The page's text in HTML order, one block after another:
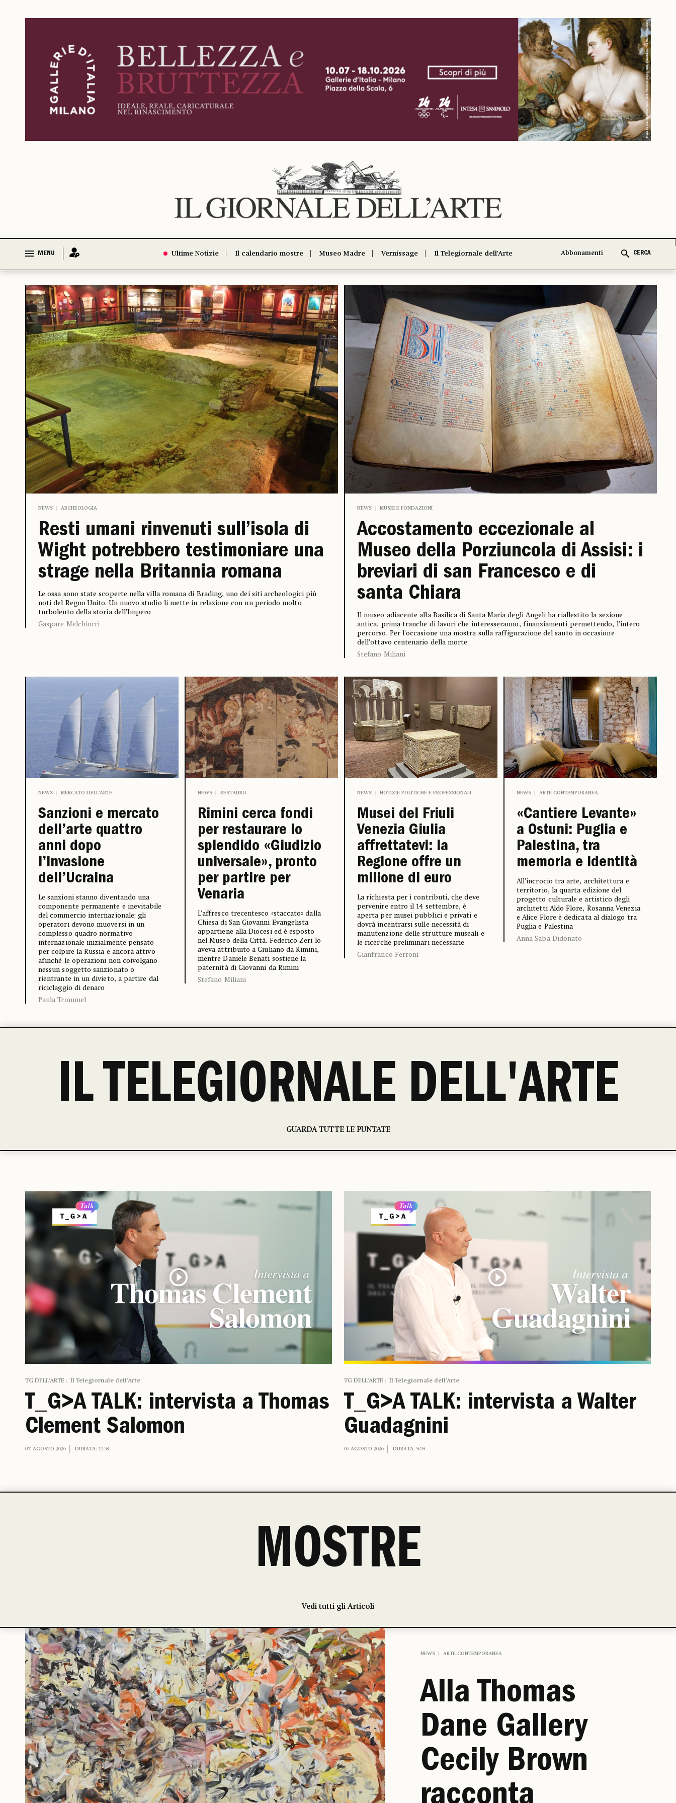
MENU Ultime Notizie Il calendario mostre Museo Madre Vernissage Il Telegiornale dell'Arte Abbonamenti CERCA
NEWS ARCHEOLOGIA
Resti umani rinvenuti sull’isola di
Wight potrebbero testimoniare una
strage nella Britannia romana
Le ossa sono state scoperte nella villa romana di Brading, uno dei siti archeologici più
noti del Regno Unito. Un nuovo studio li mette in relazione con un periodo molto
turbolento della storia dell’Impero
Gaspare Melchiorri
NEWS MUSEI E FONDAZIONI
Accostamento eccezionale al
Museo della Porziuncola di Assisi: i
breviari di san Francesco e di
santa Chiara
Il museo adiacente alla Basilica di Santa Maria degli Angeli ha riallestito la sezione
antica, prima tranche di lavori che interesseranno, finanziamenti permettendo, l’intero
percorso. Per l’occasione una mostra sulla raffigurazione del santo in occasione
dell’ottavo centenario della morte
Stefano Miliani
NEWS MERCATO DELL’ARTE
Sanzioni e mercato
dell’arte quattro
anni dopo
l’invasione
dell’Ucraina
Le sanzioni stanno diventando una
componente permanente e inevitabile
del commercio internazionale: gli
operatori devono muoversi in un
complesso quadro normativo
internazionale inizialmente pensato
per colpire la Russia e ancora attivo
afinché le operazioni non coivolgano
nessun soggetto sanzionato o
rientrante in un divieto, a partire dal
riciclaggio di denaro
Paula Trommel
NEWS RESTAURO
Rimini cerca fondi
per restaurare lo
splendido «Giudizio
universale», pronto
per partire per
Venaria
L’affresco trecentesco «staccato» dalla
Chiesa di San Giovanni Evangelista
appartiene alla Diocesi ed è esposto
nel Museo della Città. Federico Zeri lo
aveva attribuito a Giuliano da Rimini,
mentre Daniele Benati sostiene la
paternità di Giovanni da Rimini
Stefano Miliani
NEWS NOTIZIE POLITICHE E PROFESSIONALI
Musei del Friuli
Venezia Giulia
affrettatevi: la
Regione offre un
milione di euro
La richiesta per i contributi, che deve
pervenire entro il 14 settembre, è
aperta per musei pubblici e privati e
dovrà incentrarsi sulle necessità di
manutenzione delle strutture museali e
le ricerche preliminari necessarie
Gianfranco Ferroni
NEWS ARTE CONTEMPORANEA
«Cantiere Levante»
a Ostuni: Puglia e
Palestina, tra
memoria e identità
All’incrocio tra arte, architettura e
territorio, la quarta edizione del
progetto culturale e artistico degli
architetti Aldo Flore, Rosanna Venezia
e Alice Flore è dedicata al dialogo tra
Puglia e Palestina
Anna Saba Didonato
IL TELEGIORNALE DELL'ARTE
GUARDA TUTTE LE PUNTATE
TG DELL'ARTE Il Telegiornale dell'Arte
T_G>A TALK: intervista a Thomas
Clement Salomon
07 AGOSTO 2026 DURATA: 10:58
TG DELL'ARTE Il Telegiornale dell'Arte
T_G>A TALK: intervista a Walter
Guadagnini
06 AGOSTO 2026 DURATA: 9:59
MOSTRE
Vedi tutti gli Articoli
NEWS ARTE CONTEMPORANEA
Alla Thomas
Dane Gallery
Cecily Brown